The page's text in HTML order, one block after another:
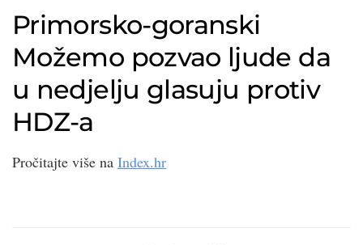
Primorsko-goranski
Možemo pozvao ljude da
u nedjelju glasuju protiv
HDZ-a
Pročitajte više na Index.hr